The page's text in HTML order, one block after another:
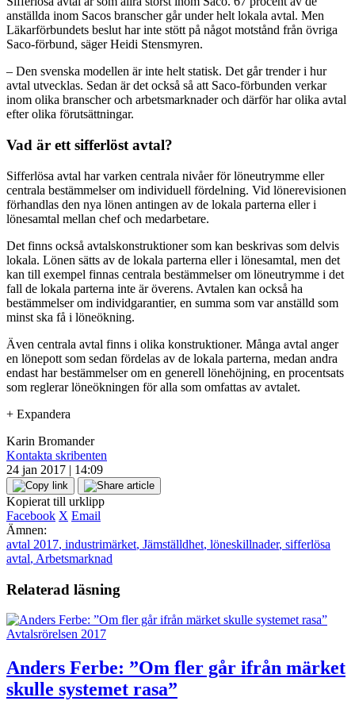
anställda inom Sacos branscher går under helt lokala avtal. Men
Läkarförbundets beslut har inte stött på något motstånd från övriga
Saco-förbund, säger Heidi Stensmyren.
– Den svenska modellen är inte helt statisk. Det går trender i hur
avtal utvecklas. Sedan är det också så att Saco-förbunden verkar
inom olika branscher och arbetsmarknader och därför har olika avtal
efter olika förutsättningar.
Vad är ett sifferlöst avtal?
Sifferlösa avtal har varken centrala nivåer för löneutrymme eller
centrala bestämmelser om individuell fördelning. Vid lönerevisionen
förhandlas den nya lönen antingen av de lokala parterna eller i
lönesamtal mellan chef och medarbetare.
Det finns också avtalskonstruktioner som kan beskrivas som delvis
lokala. Lönen sätts av de lokala parterna eller i lönesamtal, men det
kan till exempel finnas centrala bestämmelser om löneutrymme i det
fall de lokala parterna inte är överens. Avtalen kan också ha
bestämmelser om individgarantier, en summa som var anställd som
minst ska få i löneökning.
Även centrala avtal finns i olika konstruktioner. Många avtal anger
en lönepott som sedan fördelas av de lokala parterna, medan andra
endast har bestämmelser om en generell lönehöjning, en procentsats
som reglerar löneökningen för alla som omfattas av avtalet.
+ Expandera
Karin Bromander
Kontakta skribenten
24 jan 2017 | 14:09
Kopierat till urklipp
Facebook X Email
Ämnen:
avtal 2017, industrimärket, Jämställdhet, löneskillnader, sifferlösa
avtal, Arbetsmarknad
Relaterad läsning
Avtalsrörelsen 2017
Anders Ferbe: ”Om fler går ifrån märket
skulle systemet rasa”